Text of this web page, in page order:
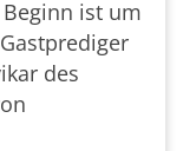
ist um
des